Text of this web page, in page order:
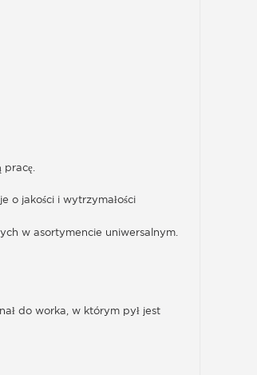
pracę.
o jakości i wytrzymałości
w asortymencie uniwersalnym.
do worka, w którym pył jest